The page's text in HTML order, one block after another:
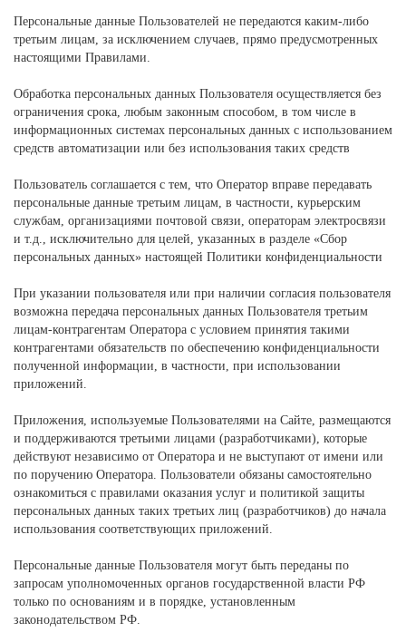
Персональные данные Пользователей не передаются каким-либо
третьим лицам, за исключением случаев, прямо предусмотренных
настоящими Правилами.
Обработка персональных данных Пользователя осуществляется без
ограничения срока, любым законным способом, в том числе в
информационных системах персональных данных с использованием
средств автоматизации или без использования таких средств
Пользователь соглашается с тем, что Оператор вправе передавать
персональные данные третьим лицам, в частности, курьерским
службам, организациями почтовой связи, операторам электросвязи
и т.д., исключительно для целей, указанных в разделе «Сбор
персональных данных» настоящей Политики конфиденциальности
При указании пользователя или при наличии согласия пользователя
возможна передача персональных данных Пользователя третьим
лицам-контрагентам Оператора с условием принятия такими
контрагентами обязательств по обеспечению конфиденциальности
полученной информации, в частности, при использовании
приложений.
Приложения, используемые Пользователями на Сайте, размещаются
и поддерживаются третьими лицами (разработчиками), которые
действуют независимо от Оператора и не выступают от имени или
по поручению Оператора. Пользователи обязаны самостоятельно
ознакомиться с правилами оказания услуг и политикой защиты
персональных данных таких третьих лиц (разработчиков) до начала
использования соответствующих приложений.
Персональные данные Пользователя могут быть переданы по
запросам уполномоченных органов государственной власти РФ
только по основаниям и в порядке, установленным
законодательством РФ.